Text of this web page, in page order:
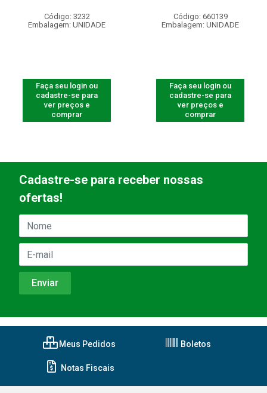
Código: 3232
Embalagem: UNIDADE
Faça seu login ou
cadastre-se para
ver preços e
comprar
Código: 660139
Embalagem: UNIDADE
Faça seu login ou
cadastre-se para
ver preços e
comprar
Cadastre-se para receber nossas
ofertas!
Meus Pedidos Boletos
Notas Fiscais